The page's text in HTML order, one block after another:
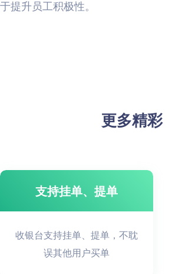
于提升员工积极性。
更多精彩
支持挂单、提单
收银台支持挂单、提单，不耽
误其他用户买单